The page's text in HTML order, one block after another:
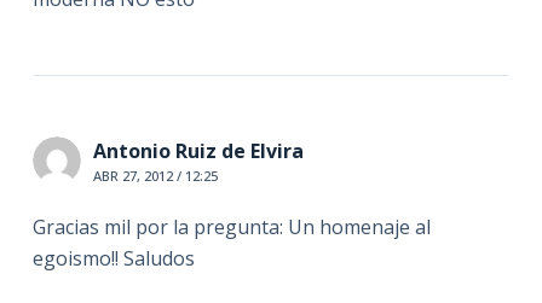
Antonio Ruiz de Elvira
ABR 27, 2012 / 12:25
Gracias mil por la pregunta: Un homenaje al
egoismo!! Saludos